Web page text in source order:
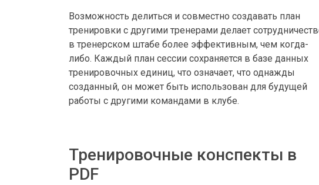
Возможность делиться и совместно создавать план
тренировки с другими тренерами делает
в тренерском штабе более эффективным, чем когда-
либо. Каждый план сессии сохраняется в базе данных
тренировочных единиц, что означает, что однажды
созданный, он может быть использован для будущей
работы с другими командами в клубе.
Тренировочные конспекты в
PDF